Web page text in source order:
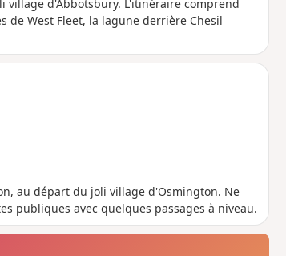
village d'Abbotsbury. L'itinéraire comprend
West Fleet, la lagune derrière Chesil
au départ du joli village d'Osmington. Ne
publiques avec quelques passages à niveau.